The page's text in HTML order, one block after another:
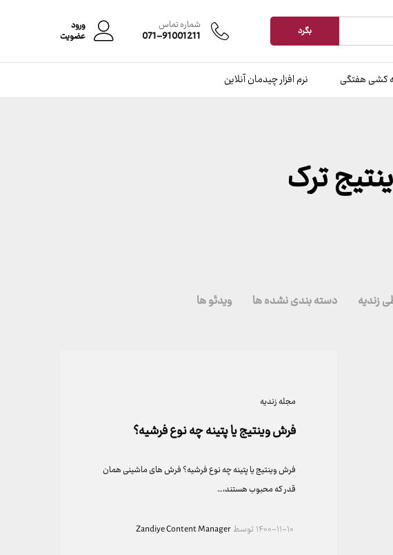
بگرد شماره تماس
071-91001211
ورود
عضویت
کشی هفتگی نرم افزار چیدمان آنلاین
ترک
زندیه دسته بندی نشده ها ویدئو ها
مجله زندیه
فرش وینتیج یا پتینه چه نوع فرشیه؟
فرش وینتیج یا پتینه چه نوع فرشیه؟ فرش های ماشینی همان
قدر که محبوب هستند،…
۱۴۰۰-۱۱-۱۰توسطZandiye Content Manager